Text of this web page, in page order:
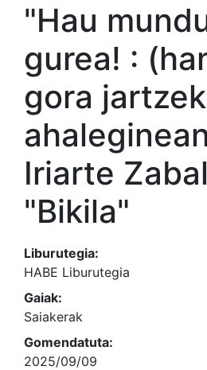
"Hau
gurea! :
gora
Iriarte
"Bikila"
Liburutegia:
HABE Liburutegia
Gaiak:
Saiakerak
Gomendatuta:
2025/09/09